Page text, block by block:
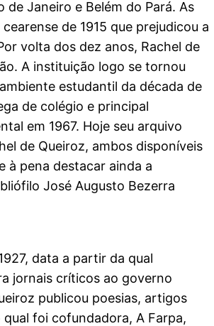
de Janeiro e Belém do Pará. As
de 1915 que prejudicou a
volta dos dez anos, Rachel de
A instituição logo se tornou
estudantil da década de
de colégio e principal
em 1967. Hoje seu arquivo
de Queiroz, ambos disponíveis
à pena destacar ainda a
José Augusto Bezerra
data a partir da qual
jornais críticos ao governo
publicou poesias, artigos
foi cofundadora, A Farpa,